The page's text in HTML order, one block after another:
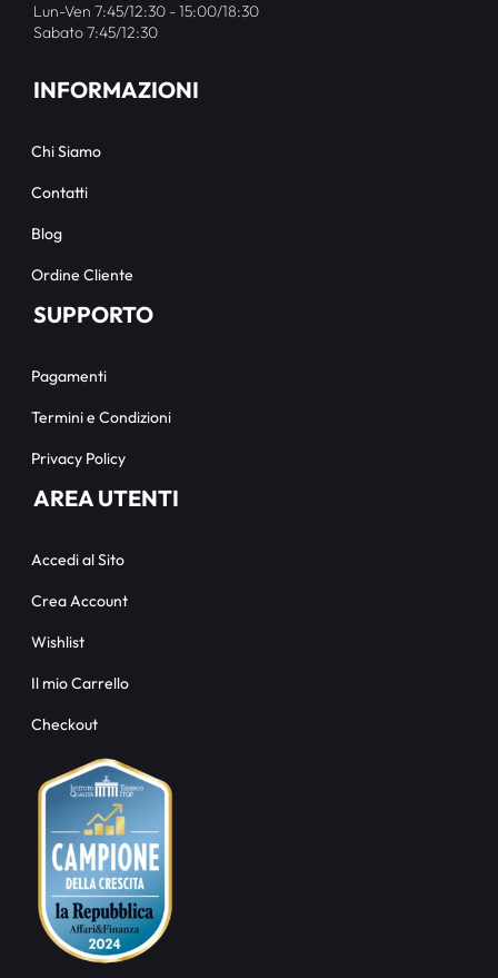
Lun-Ven 7:45/12:30 - 15:00/18:30
Sabato 7:45/12:30
INFORMAZIONI
Chi Siamo
Contatti
Blog
Ordine Cliente
SUPPORTO
Pagamenti
Termini e Condizioni
Privacy Policy
AREA UTENTI
Accedi al Sito
Crea Account
Wishlist
Il mio Carrello
Checkout